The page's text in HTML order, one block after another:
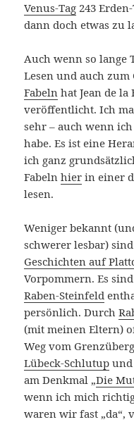
Venus-Tag 243
dann doch etwas zu
Auch wenn so lange
Lesen und auch
Fabeln hat Jean de
veröffentlicht. Ich
sehr – auch wenn
habe. Es ist eine
ich ganz
Fabelnhier in einer
lesen.
Weniger bekannt
schwerer lesbar)
Geschichten auf
Vorpommern. Es
Raben-Steinfeld
persönlich. Durch
(mit meinen Eltern)
Weg vom
Lübeck-Schlutup
am Denkmal „Die
wenn ich mich
waren wir fast „da“,